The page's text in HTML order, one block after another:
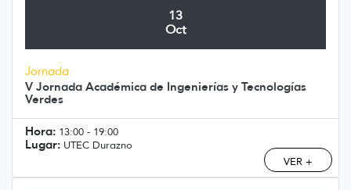
13
Oct
Jornada
V Jornada Académica de Ingenierías y Tecnologías
Verdes
Hora: 13:00 - 19:00
Lugar: UTEC Durazno
VER +